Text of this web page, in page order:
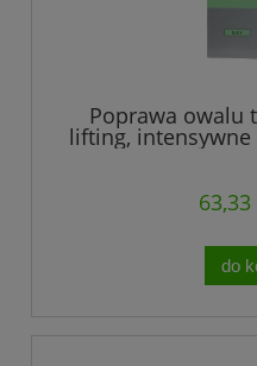
Poprawa owalu
lifting,
dzień z
63,33
do